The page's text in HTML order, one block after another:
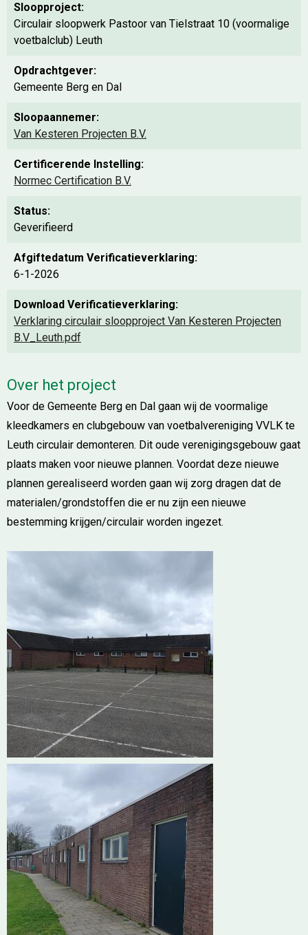
Sloopproject:
Circulair sloopwerk Pastoor van Tielstraat 10 (voormalige
voetbalclub) Leuth
Opdrachtgever:
Gemeente Berg en Dal
Sloopaannemer:
Van Kesteren Projecten B.V.
Certificerende Instelling:
Normec Certification B.V.
Status:
Geverifieerd
Afgiftedatum Verificatieverklaring:
6-1-2026
Download Verificatieverklaring:
Verklaring circulair sloopproject Van Kesteren Projecten
B.V_Leuth.pdf
Over het project
Voor de Gemeente Berg en Dal gaan wij de voormalige
kleedkamers en clubgebouw van voetbalvereniging VVLK te
Leuth circulair demonteren. Dit oude verenigingsgebouw gaat
plaats maken voor nieuwe plannen. Voordat deze nieuwe
plannen gerealiseerd worden gaan wij zorg dragen dat de
materialen/grondstoffen die er nu zijn een nieuwe
bestemming krijgen/circulair worden ingezet.